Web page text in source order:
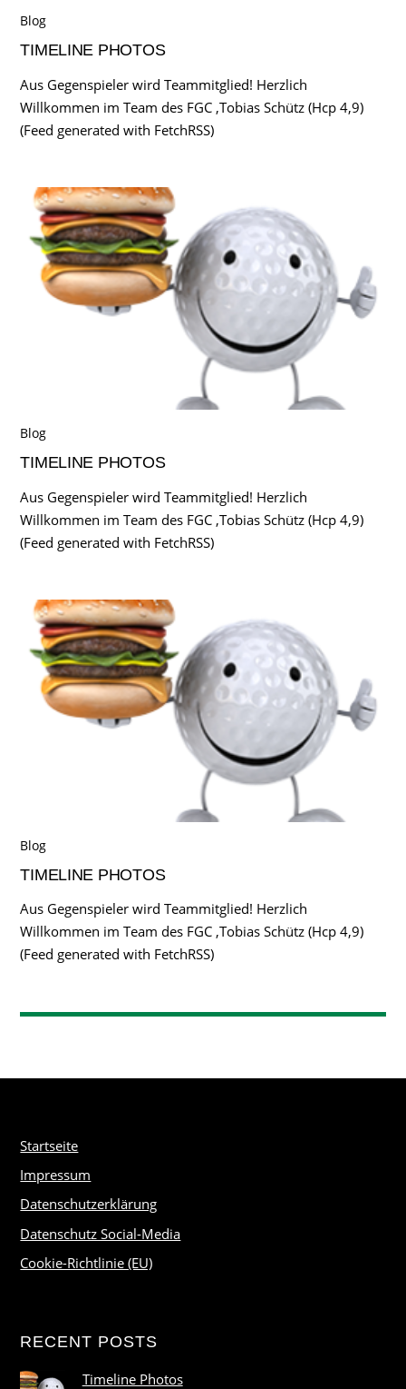
Blog
TIMELINE PHOTOS
Aus Gegenspieler wird Teammitglied! Herzlich
Willkommen im Team des FGC ,Tobias Schütz (Hcp 4,9)
(Feed generated with FetchRSS)
Blog
TIMELINE PHOTOS
Aus Gegenspieler wird Teammitglied! Herzlich
Willkommen im Team des FGC ,Tobias Schütz (Hcp 4,9)
(Feed generated with FetchRSS)
Blog
TIMELINE PHOTOS
Aus Gegenspieler wird Teammitglied! Herzlich
Willkommen im Team des FGC ,Tobias Schütz (Hcp 4,9)
(Feed generated with FetchRSS)
Startseite
Impressum
Datenschutzerklärung
Datenschutz Social-Media
Cookie-Richtlinie (EU)
RECENT POSTS
Timeline Photos